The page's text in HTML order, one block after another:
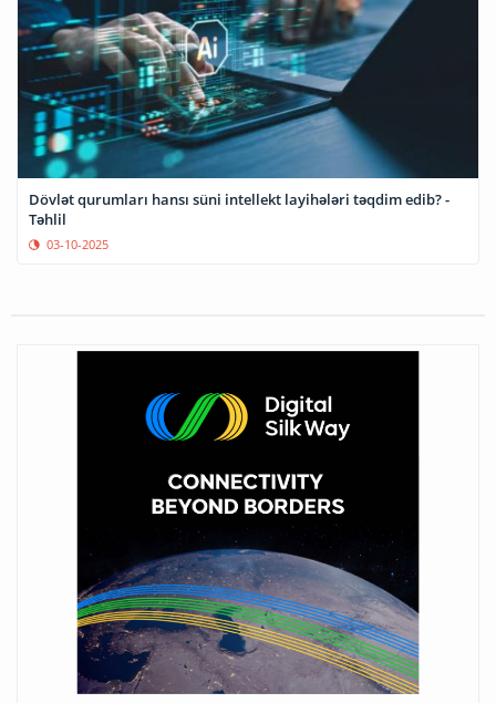
Dövlət qurumları hansı süni intellekt layihələri təqdim edib? -
Təhlil
03-10-2025